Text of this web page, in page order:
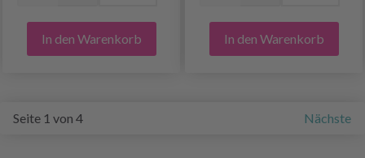
In den Warenkorb In den Warenkorb
Seite 1 von 4 Nächste